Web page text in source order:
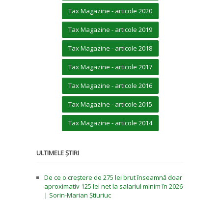
Tax Magazine - articole 2020
Tax Magazine - articole 2019
Tax Magazine - articole 2018
Tax Magazine - articole 2017
Tax Magazine - articole 2016
Tax Magazine - articole 2015
Tax Magazine - articole 2014
ULTIMELE ȘTIRI
De ce o creștere de 275 lei brut înseamnă doar
aproximativ 125 lei net la salariul minim în 2026
| Sorin-Marian Știuriuc